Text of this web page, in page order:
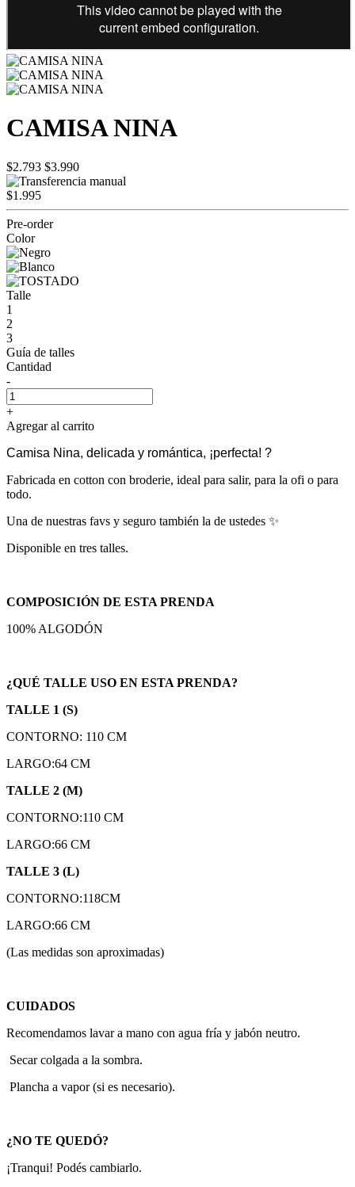
CAMISA NINA
$2.793 $3.990
$1.995
Pre-order
Color
Talle
1
2
3
Guía de talles
Cantidad
-
+
Agregar al carrito
Camisa Nina, delicada y romántica, ¡perfecta! ?
Fabricada en cotton con broderie, ideal para salir, para la ofi o para
todo.
Una de nuestras favs y seguro también la de ustedes ✨
Disponible en tres talles.
COMPOSICIÓN DE ESTA PRENDA
100% ALGODÓN
¿QUÉ TALLE USO EN ESTA PRENDA?
TALLE 1 (S)
CONTORNO: 110 CM
LARGO:64 CM
TALLE 2 (M)
CONTORNO:110 CM
LARGO:66 CM
TALLE 3 (L)
CONTORNO:118CM
LARGO:66 CM
(Las medidas son aproximadas)
CUIDADOS
Recomendamos lavar a mano con agua fría y jabón neutro.
Secar colgada a la sombra.
Plancha a vapor (si es necesario).
¿NO TE QUEDÓ?
¡Tranqui! Podés cambiarlo.